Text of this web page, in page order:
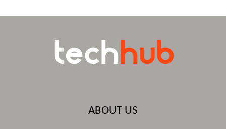
ABOUT US